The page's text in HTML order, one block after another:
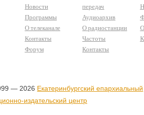
Новости
Программы
О телеканале
Контакты
Форум
передач
Аудиоархив
О радиостанции
Частоты
Контакты
— 2026 Екатеринбургский епархиальный
издательский центр